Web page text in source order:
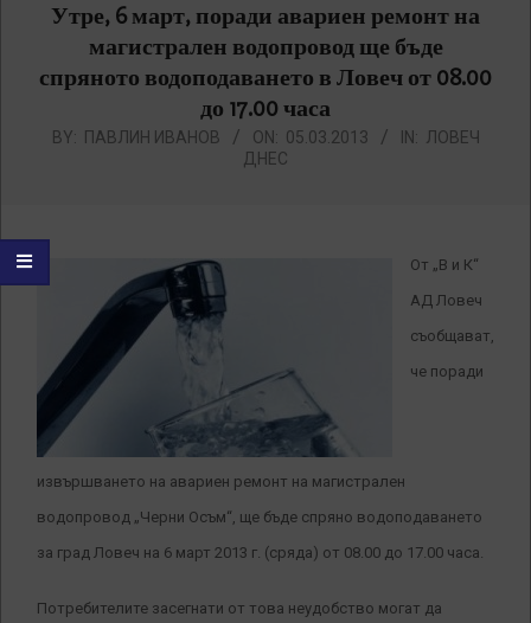
Утре, 6 март, поради авариен ремонт на
магистрален водопровод ще бъде
спряното водоподаването в Ловеч от 08.00
до 17.00 часа
BY: ПАВЛИН ИВАНОВ ON: 05.03.2013 IN: ЛОВЕЧ
ДНЕС
От „В и К“
АД Ловеч
съобщават,
че поради
извършването на авариен ремонт на магистрален
водопровод „Черни Осъм“, ще бъде спряно водоподаването
за град Ловеч на 6 март 2013 г. (сряда) от 08.00 до 17.00 часа.
Потребителите засегнати от това неудобство могат да